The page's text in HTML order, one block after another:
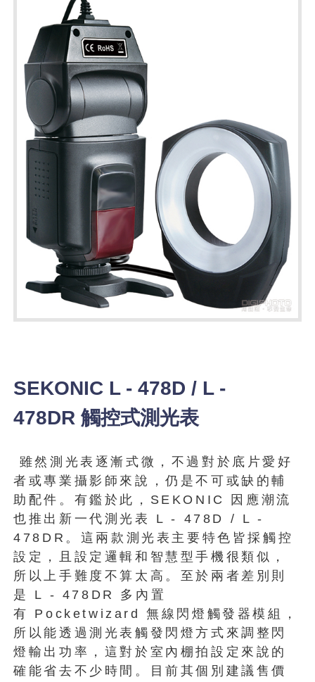
SEKONIC L - 478D / L -
478DR觸控式測光表
雖然測光表逐漸式微，不過對於底片愛好
者或專業攝影師來說，仍是不可或缺的輔
助配件。有鑑於此，SEKONIC 因應潮流
也推出新一代測光表 L - 478D / L -
478DR。這兩款測光表主要特色皆採觸控
設定，且設定邏輯和智慧型手機很類似，
所以上手難度不算太高。至於兩者差別則
是 L - 478DR 多內置
有 Pocketwizard 無線閃燈觸發器模組，
所以能透過測光表觸發閃燈方式來調整閃
燈輸出功率，這對於室內棚拍設定來說的
確能省去不少時間。目前其個別建議售價